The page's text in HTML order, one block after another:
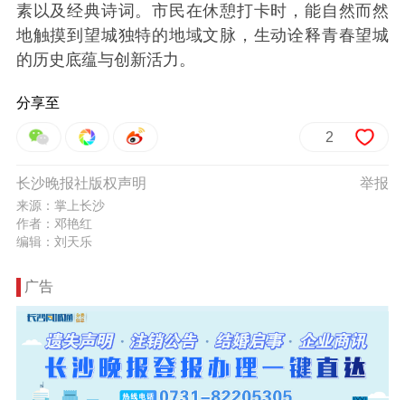
素以及经典诗词。市民在休憩打卡时，能自然而然
地触摸到望城独特的地域文脉，生动诠释青春望城
的历史底蕴与创新活力。
分享至
2
举报
长沙晚报社版权声明
来源：掌上长沙
作者：邓艳红
编辑：刘天乐
广告